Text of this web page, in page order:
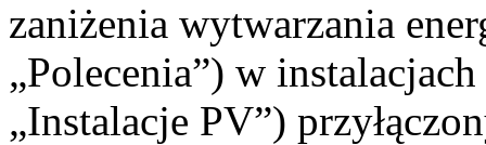
zaniżenia wytwarzania
„Polecenia”) w
„Instalacje PV”)